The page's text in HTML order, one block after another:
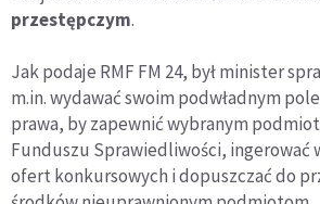
przestępczym.
Jak podaje RMF FM 24, był minister
m.in. wydawać swoim podwładnym
prawa, by zapewnić wybranym
Funduszu Sprawiedliwości, ingerować
ofert konkursowych i dopuszczać do